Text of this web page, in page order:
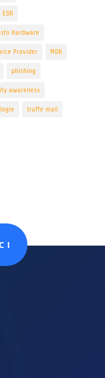
EDR
Hardware
Provider MDR
phishing
awareness
truffe mail